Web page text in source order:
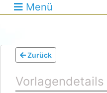
Menü
Zurück
Vorlagendetails